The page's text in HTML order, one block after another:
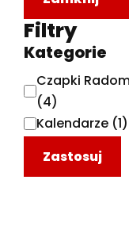
Filtry
Kategorie
Czapki
(4)
Kalendarze (1)
Zastosuj